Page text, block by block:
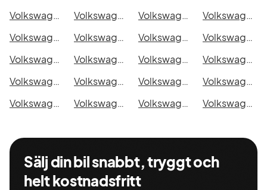
Volkswagen ID.4 Pro 4M i Borås
Volkswagen ID.4 Pro 4M i Falkenberg Volkswagen ID.4 Pro 4M i Gävle
Volkswagen ID.4 Pro 4M i Luleå
Volkswagen ID.4 Pro 4M i Lund
Volkswagen ID.4 Pro 4M i Mönsterås Volkswagen ID.4 Pro 4M i Uddevalla
Volkswagen ID.4 Pro 4M i Västervik
Volkswagen ID.4 Pro 4M i Ystad
Volkswagen ID.4 Pro 4M i Östersund Volkswagen ID.4 Pro 4M i Borlänge
Volkswagen ID.4 Pro 4M i Kiruna
Volkswagen ID.4 Pro 4M i Nyköping
Volkswagen ID.4 Pro 4M i Oskarshamn Volkswagen ID.4 Pro 4M i Sigtuna
Volkswagen ID.4 Pro 4M i Skellefteå
Volkswagen ID.4 Pro 4M i Skövde
Volkswagen ID.4 Pro 4M i Trollhättan Volkswagen ID.4 Pro 4M i Alingsås Volkswagen ID.4 Pro 4M i Båstad
Sälj din bil snabbt, tryggt och
helt kostnadsfritt